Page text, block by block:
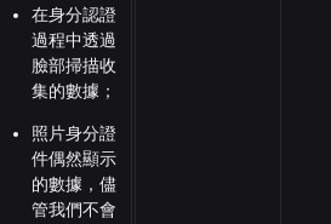
在身分認證
過程中透過
臉部掃描收
集的數據；
照片身分證
件偶然顯示
的數據，儘
管我們不會